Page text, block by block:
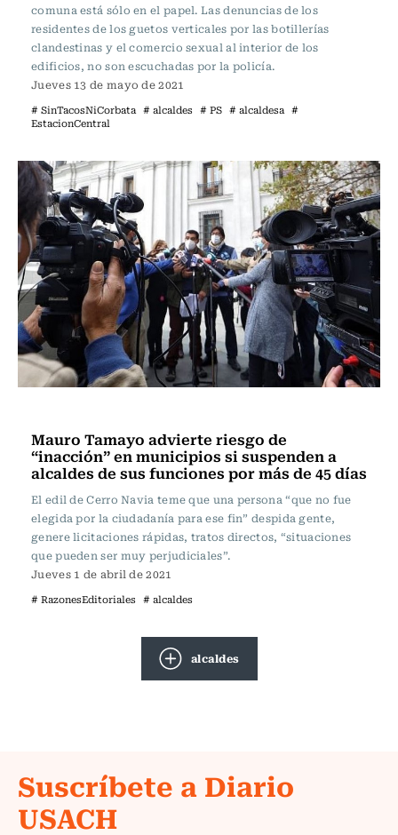
comuna está sólo en el papel. Las denuncias de los
residentes de los guetos verticales por las botillerías
clandestinas y el comercio sexual al interior de los
edificios, no son escuchadas por la policía.
Jueves 13 de mayo de 2021
# SinTacosNiCorbata # alcaldes # PS # alcaldesa #
EstacionCentral
Mauro Tamayo advierte riesgo de
“inacción” en municipios si suspenden a
alcaldes de sus funciones por más de 45 días
El edil de Cerro Navia teme que una persona “que no fue
elegida por la ciudadanía para ese fin” despida gente,
genere licitaciones rápidas, tratos directos, “situaciones
que pueden ser muy perjudiciales”.
Jueves 1 de abril de 2021
# RazonesEditoriales # alcaldes
alcaldes